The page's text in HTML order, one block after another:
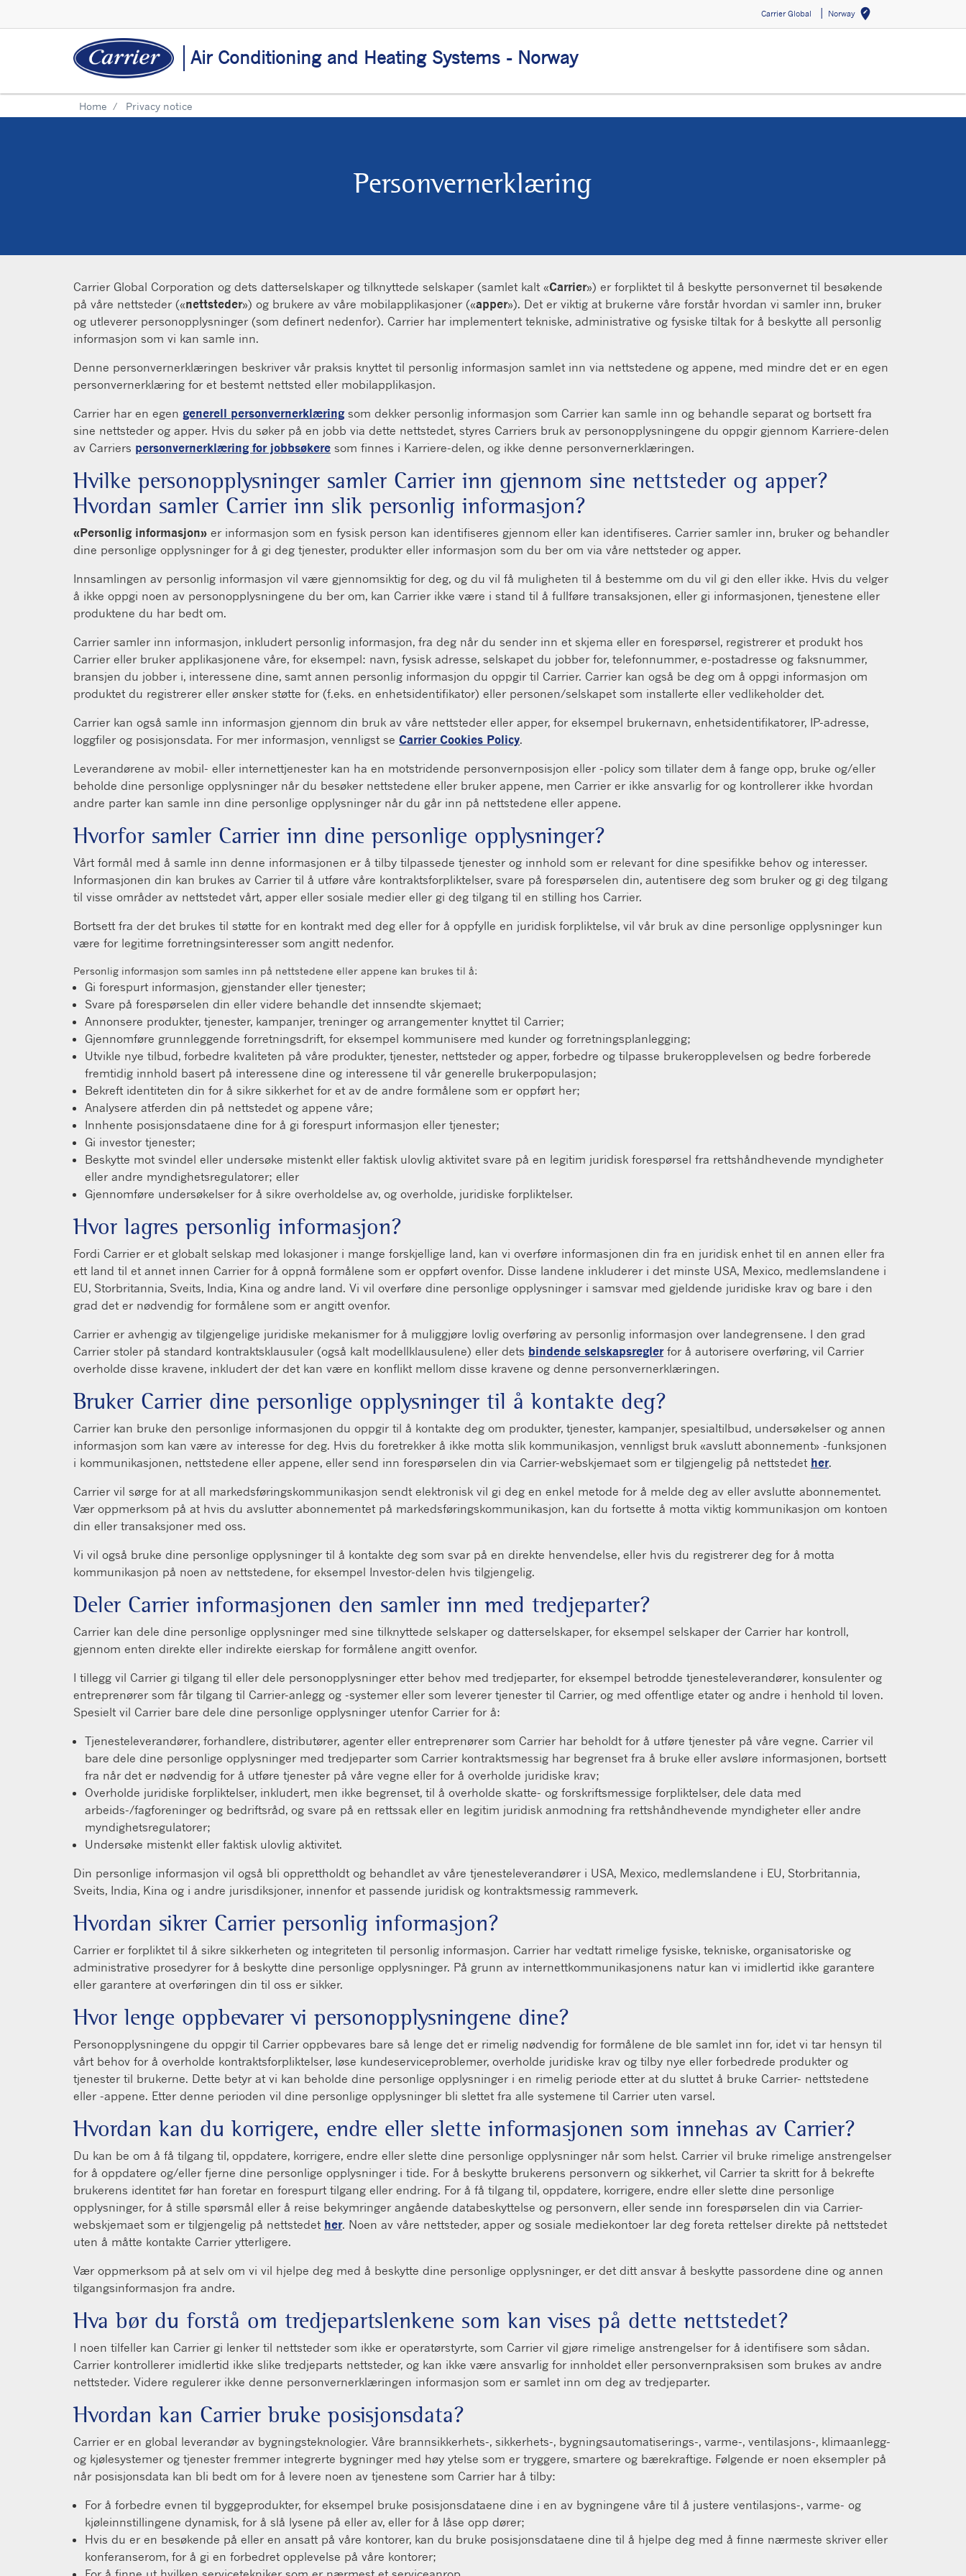
Carrier Global Norway edit_locationSelect
Air Conditioning and Heating Systems - Norway
Home Privacy notice
Personvernerklæring
Carrier Global Corporation og dets datterselskaper og tilknyttede selskaper (samlet kalt «Carrier») er forpliktet til å beskytte personvernet til besøkende
på våre nettsteder («nettsteder») og brukere av våre mobilapplikasjoner («apper»). Det er viktig at brukerne våre forstår hvordan vi samler inn, bruker
og utleverer personopplysninger (som definert nedenfor). Carrier har implementert tekniske, administrative og fysiske tiltak for å beskytte all personlig
informasjon som vi kan samle inn.
Denne personvernerklæringen beskriver vår praksis knyttet til personlig informasjon samlet inn via nettstedene og appene, med mindre det er en egen
personvernerklæring for et bestemt nettsted eller mobilapplikasjon.
Carrier har en egen generell personvernerklæring som dekker personlig informasjon som Carrier kan samle inn og behandle separat og bortsett fra
sine nettsteder og apper. Hvis du søker på en jobb via dette nettstedet, styres Carriers bruk av personopplysningene du oppgir gjennom Karriere-delen
av Carriers personvernerklæring for jobbsøkere som finnes i Karriere-delen, og ikke denne personvernerklæringen.
Hvilke personopplysninger samler Carrier inn gjennom sine nettsteder og apper?
Hvordan samler Carrier inn slik personlig informasjon?
«Personlig informasjon» er informasjon som en fysisk person kan identifiseres gjennom eller kan identifiseres. Carrier samler inn, bruker og behandler
dine personlige opplysninger for å gi deg tjenester, produkter eller informasjon som du ber om via våre nettsteder og apper.
Innsamlingen av personlig informasjon vil være gjennomsiktig for deg, og du vil få muligheten til å bestemme om du vil gi den eller ikke. Hvis du velger
å ikke oppgi noen av personopplysningene du ber om, kan Carrier ikke være i stand til å fullføre transaksjonen, eller gi informasjonen, tjenestene eller
produktene du har bedt om.
Carrier samler inn informasjon, inkludert personlig informasjon, fra deg når du sender inn et skjema eller en forespørsel, registrerer et produkt hos
Carrier eller bruker applikasjonene våre, for eksempel: navn, fysisk adresse, selskapet du jobber for, telefonnummer, e-postadresse og faksnummer,
bransjen du jobber i, interessene dine, samt annen personlig informasjon du oppgir til Carrier. Carrier kan også be deg om å oppgi informasjon om
produktet du registrerer eller ønsker støtte for (f.eks. en enhetsidentifikator) eller personen/selskapet som installerte eller vedlikeholder det.
Carrier kan også samle inn informasjon gjennom din bruk av våre nettsteder eller apper, for eksempel brukernavn, enhetsidentifikatorer, IP-adresse,
loggfiler og posisjonsdata. For mer informasjon, vennligst se Carrier Cookies Policy.
Leverandørene av mobil- eller internettjenester kan ha en motstridende personvernposisjon eller -policy som tillater dem å fange opp, bruke og/eller
beholde dine personlige opplysninger når du besøker nettstedene eller bruker appene, men Carrier er ikke ansvarlig for og kontrollerer ikke hvordan
andre parter kan samle inn dine personlige opplysninger når du går inn på nettstedene eller appene.
Hvorfor samler Carrier inn dine personlige opplysninger?
Vårt formål med å samle inn denne informasjonen er å tilby tilpassede tjenester og innhold som er relevant for dine spesifikke behov og interesser.
Informasjonen din kan brukes av Carrier til å utføre våre kontraktsforpliktelser, svare på forespørselen din, autentisere deg som bruker og gi deg tilgang
til visse områder av nettstedet vårt, apper eller sosiale medier eller gi deg tilgang til en stilling hos Carrier.
Bortsett fra der det brukes til støtte for en kontrakt med deg eller for å oppfylle en juridisk forpliktelse, vil vår bruk av dine personlige opplysninger kun
være for legitime forretningsinteresser som angitt nedenfor.
Personlig informasjon som samles inn på nettstedene eller appene kan brukes til å:
Gi forespurt informasjon, gjenstander eller tjenester;
Svare på forespørselen din eller videre behandle det innsendte skjemaet;
Annonsere produkter, tjenester, kampanjer, treninger og arrangementer knyttet til Carrier;
Gjennomføre grunnleggende forretningsdrift, for eksempel kommunisere med kunder og forretningsplanlegging;
Utvikle nye tilbud, forbedre kvaliteten på våre produkter, tjenester, nettsteder og apper, forbedre og tilpasse brukeropplevelsen og bedre forberede
fremtidig innhold basert på interessene dine og interessene til vår generelle brukerpopulasjon;
Bekreft identiteten din for å sikre sikkerhet for et av de andre formålene som er oppført her;
Analysere atferden din på nettstedet og appene våre;
Innhente posisjonsdataene dine for å gi forespurt informasjon eller tjenester;
Gi investor tjenester;
Beskytte mot svindel eller undersøke mistenkt eller faktisk ulovlig aktivitet svare på en legitim juridisk forespørsel fra rettshåndhevende myndigheter
eller andre myndighetsregulatorer; eller
Gjennomføre undersøkelser for å sikre overholdelse av, og overholde, juridiske forpliktelser.
Hvor lagres personlig informasjon?
Fordi Carrier er et globalt selskap med lokasjoner i mange forskjellige land, kan vi overføre informasjonen din fra en juridisk enhet til en annen eller fra
ett land til et annet innen Carrier for å oppnå formålene som er oppført ovenfor. Disse landene inkluderer i det minste USA, Mexico, medlemslandene i
EU, Storbritannia, Sveits, India, Kina og andre land. Vi vil overføre dine personlige opplysninger i samsvar med gjeldende juridiske krav og bare i den
grad det er nødvendig for formålene som er angitt ovenfor.
Carrier er avhengig av tilgjengelige juridiske mekanismer for å muliggjøre lovlig overføring av personlig informasjon over landegrensene. I den grad
Carrier stoler på standard kontraktsklausuler (også kalt modellklausulene) eller dets bindende selskapsreglerfor å autorisere overføring, vil Carrier
overholde disse kravene, inkludert der det kan være en konflikt mellom disse kravene og denne personvernerklæringen.
Bruker Carrier dine personlige opplysninger til å kontakte deg?
Carrier kan bruke den personlige informasjonen du oppgir til å kontakte deg om produkter, tjenester, kampanjer, spesialtilbud, undersøkelser og annen
informasjon som kan være av interesse for deg. Hvis du foretrekker å ikke motta slik kommunikasjon, vennligst bruk «avslutt abonnement» -funksjonen
i kommunikasjonen, nettstedene eller appene, eller send inn forespørselen din via Carrier-webskjemaet som er tilgjengelig på nettstedet her.
Carrier vil sørge for at all markedsføringskommunikasjon sendt elektronisk vil gi deg en enkel metode for å melde deg av eller avslutte abonnementet.
Vær oppmerksom på at hvis du avslutter abonnementet på markedsføringskommunikasjon, kan du fortsette å motta viktig kommunikasjon om kontoen
din eller transaksjoner med oss.
Vi vil også bruke dine personlige opplysninger til å kontakte deg som svar på en direkte henvendelse, eller hvis du registrerer deg for å motta
kommunikasjon på noen av nettstedene, for eksempel Investor-delen hvis tilgjengelig.
Deler Carrier informasjonen den samler inn med tredjeparter?
Carrier kan dele dine personlige opplysninger med sine tilknyttede selskaper og datterselskaper, for eksempel selskaper der Carrier har kontroll,
gjennom enten direkte eller indirekte eierskap for formålene angitt ovenfor.
I tillegg vil Carrier gi tilgang til eller dele personopplysninger etter behov med tredjeparter, for eksempel betrodde tjenesteleverandører, konsulenter og
entreprenører som får tilgang til Carrier-anlegg og -systemer eller som leverer tjenester til Carrier, og med offentlige etater og andre i henhold til loven.
Spesielt vil Carrier bare dele dine personlige opplysninger utenfor Carrier for å:
Tjenesteleverandører, forhandlere, distributører, agenter eller entreprenører som Carrier har beholdt for å utføre tjenester på våre vegne. Carrier vil
bare dele dine personlige opplysninger med tredjeparter som Carrier kontraktsmessig har begrenset fra å bruke eller avsløre informasjonen, bortsett
fra når det er nødvendig for å utføre tjenester på våre vegne eller for å overholde juridiske krav;
Overholde juridiske forpliktelser, inkludert, men ikke begrenset, til å overholde skatte- og forskriftsmessige forpliktelser, dele data med
arbeids-/fagforeninger og bedriftsråd, og svare på en rettssak eller en legitim juridisk anmodning fra rettshåndhevende myndigheter eller andre
myndighetsregulatorer;
Undersøke mistenkt eller faktisk ulovlig aktivitet.
Din personlige informasjon vil også bli opprettholdt og behandlet av våre tjenesteleverandører i USA, Mexico, medlemslandene i EU, Storbritannia,
Sveits, India, Kina og i andre jurisdiksjoner, innenfor et passende juridisk og kontraktsmessig rammeverk.
Hvordan sikrer Carrier personlig informasjon?
Carrier er forpliktet til å sikre sikkerheten og integriteten til personlig informasjon. Carrier har vedtatt rimelige fysiske, tekniske, organisatoriske og
administrative prosedyrer for å beskytte dine personlige opplysninger. På grunn av internettkommunikasjonens natur kan vi imidlertid ikke garantere
eller garantere at overføringen din til oss er sikker.
Hvor lenge oppbevarer vi personopplysningene dine?
Personopplysningene du oppgir til Carrier oppbevares bare så lenge det er rimelig nødvendig for formålene de ble samlet inn for, idet vi tar hensyn til
vårt behov for å overholde kontraktsforpliktelser, løse kundeserviceproblemer, overholde juridiske krav og tilby nye eller forbedrede produkter og
tjenester til brukerne. Dette betyr at vi kan beholde dine personlige opplysninger i en rimelig periode etter at du sluttet å bruke Carrier- nettstedene
eller -appene. Etter denne perioden vil dine personlige opplysninger bli slettet fra alle systemene til Carrier uten varsel.
Hvordan kan du korrigere, endre eller slette informasjonen som innehas av Carrier?
Du kan be om å få tilgang til, oppdatere, korrigere, endre eller slette dine personlige opplysninger når som helst. Carrier vil bruke rimelige anstrengelser
for å oppdatere og/eller fjerne dine personlige opplysninger i tide. For å beskytte brukerens personvern og sikkerhet, vil Carrier ta skritt for å bekrefte
brukerens identitet før han foretar en forespurt tilgang eller endring. For å få tilgang til, oppdatere, korrigere, endre eller slette dine personlige
opplysninger, for å stille spørsmål eller å reise bekymringer angående databeskyttelse og personvern, eller sende inn forespørselen din via Carrier-
webskjemaet som er tilgjengelig på nettstedet her. Noen av våre nettsteder, apper og sosiale mediekontoer lar deg foreta rettelser direkte på nettstedet
uten å måtte kontakte Carrier ytterligere.
Vær oppmerksom på at selv om vi vil hjelpe deg med å beskytte dine personlige opplysninger, er det ditt ansvar å beskytte passordene dine og annen
tilgangsinformasjon fra andre.
Hva bør du forstå om tredjepartslenkene som kan vises på dette nettstedet?
I noen tilfeller kan Carrier gi lenker til nettsteder som ikke er operatørstyrte, som Carrier vil gjøre rimelige anstrengelser for å identifisere som sådan.
Carrier kontrollerer imidlertid ikke slike tredjeparts nettsteder, og kan ikke være ansvarlig for innholdet eller personvernpraksisen som brukes av andre
nettsteder. Videre regulerer ikke denne personvernerklæringen informasjon som er samlet inn om deg av tredjeparter.
Hvordan kan Carrier bruke posisjonsdata?
Carrier er en global leverandør av bygningsteknologier. Våre brannsikkerhets-, sikkerhets-, bygningsautomatiserings-, varme-, ventilasjons-, klimaanlegg-
og kjølesystemer og tjenester fremmer integrerte bygninger med høy ytelse som er tryggere, smartere og bærekraftige. Følgende er noen eksempler på
når posisjonsdata kan bli bedt om for å levere noen av tjenestene som Carrier har å tilby:
For å forbedre evnen til byggeprodukter, for eksempel bruke posisjonsdataene dine i en av bygningene våre til å justere ventilasjons-, varme- og
kjøleinnstillingene dynamisk, for å slå lysene på eller av, eller for å låse opp dører;
Hvis du er en besøkende på eller en ansatt på våre kontorer, kan du bruke posisjonsdataene dine til å hjelpe deg med å finne nærmeste skriver eller
konferanserom, for å gi en forbedret opplevelse på våre kontorer;